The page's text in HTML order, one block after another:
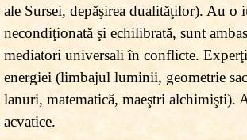
ale Sursei, depăşirea dualităţilor). Au o
necondiţionată şi echilibrată, sunt
mediatori universali în conflicte.
energiei (limbajul luminii, geometrie
lanuri, matematică, maeştri alchimişti).
acvatice.